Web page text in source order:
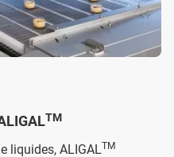
TM
liquides, ALIGALTM